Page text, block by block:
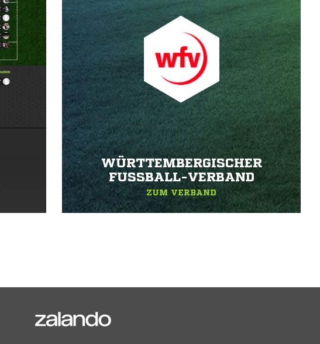
WÜRTTEMBERGISCHER
FUSSBALL-VERBAND
ZUM VERBAND